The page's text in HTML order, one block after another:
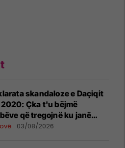
skandaloze e Daçiqit
2020: Çka t'u bëjmë
që tregojnë ku janë
shqiptarët në Serbi
03/08/2026